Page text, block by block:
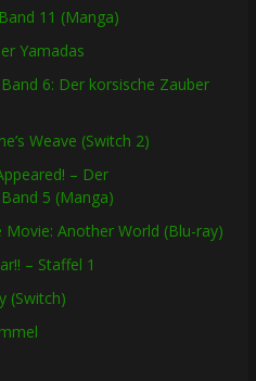
11 (Manga)
Yamadas
6: Der korsische Zauber
Weave (Switch 2)
– Der
5 (Manga)
Movie: Another World (Blu-ray)
– Staffel 1
(Switch)